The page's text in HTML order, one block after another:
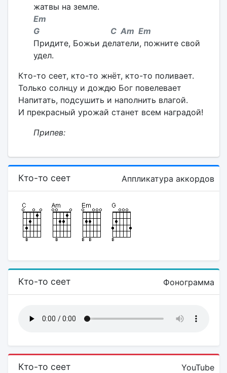
жатвы на земле.
Em
G C Am Em
Придите, Божьи делатели, пожните свой
удел.
Кто-то сеет, кто-то жнёт, кто-то поливает.
Только солнцу и дождю Бог повелевает
Напитать, подсушить и наполнить влагой.
И прекрасный урожай станет всем наградой!
Припев:
Кто-то сеет Аппликатура аккордов
Кто-то сеет Фонограмма
Кто-то сеет YouTube